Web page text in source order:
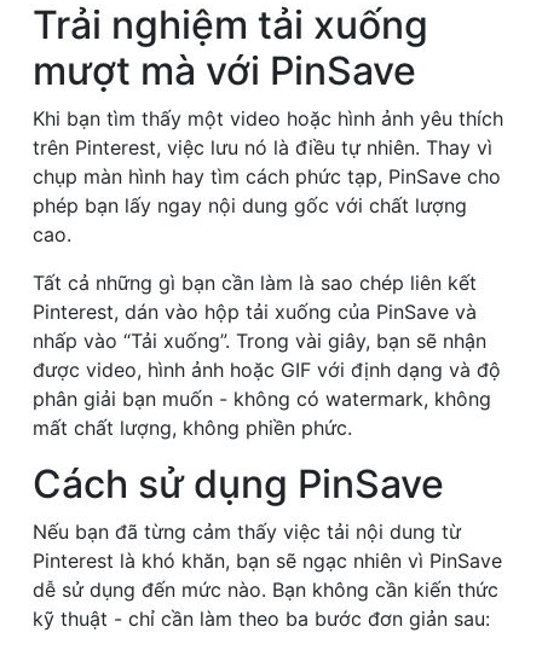
Trải nghiệm tải xuống
mượt mà với PinSave
Khi bạn tìm thấy một video hoặc hình ảnh yêu thích
trên Pinterest, việc lưu nó là điều tự nhiên. Thay vì
chụp màn hình hay tìm cách phức tạp, PinSave cho
phép bạn lấy ngay nội dung gốc với chất lượng
cao.
Tất cả những gì bạn cần làm là sao chép liên kết
Pinterest, dán vào hộp tải xuống của PinSave và
nhấp vào “Tải xuống”. Trong vài giây, bạn sẽ nhận
được video, hình ảnh hoặc GIF với định dạng và độ
phân giải bạn muốn - không có watermark, không
mất chất lượng, không phiền phức.
Cách sử dụng PinSave
Nếu bạn đã từng cảm thấy việc tải nội dung từ
Pinterest là khó khăn, bạn sẽ ngạc nhiên vì PinSave
dễ sử dụng đến mức nào. Bạn không cần kiến thức
kỹ thuật - chỉ cần làm theo ba bước đơn giản sau: